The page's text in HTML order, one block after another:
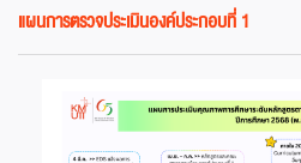
แผนการตรวจประเมินองค์ประกอบที่ 1